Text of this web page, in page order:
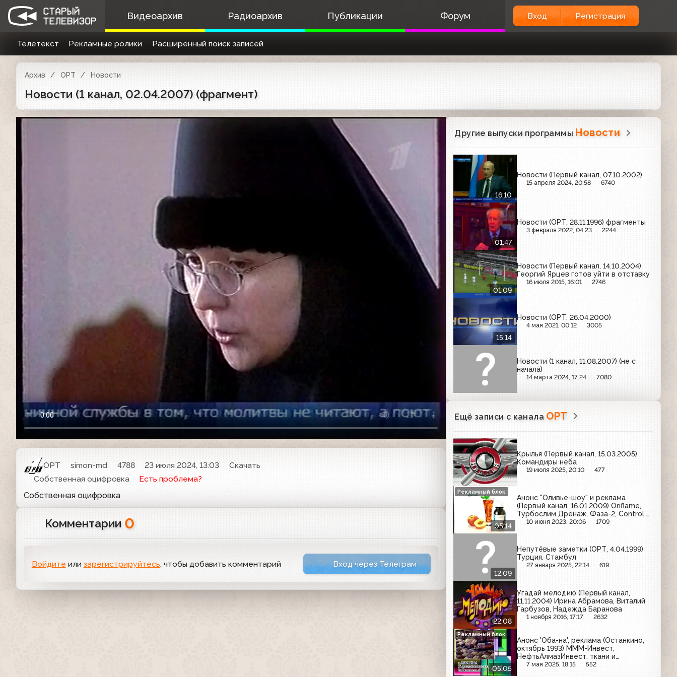
Видеоархив Радиоархив Публикации Форум Вход Регистрация
Телетекст Рекламные ролики Расширенный поиск записей
Архив ОРТ Новости
Новости (1 канал, 02.04.2007) (фрагмент)
ОРТ simon-md 4788 23 июля 2024, 13:03
Скачать
Собственная оцифровка
Есть проблема?
Собственная оцифровка
Комментарии 0
Войдите или зарегистрируйтесь, чтобы добавить комментарий Вход через Телеграм
Другие выпуски программы Новости
16:10
Новости (Первый канал, 07.10.2002)
15 апреля 2024, 20:58 6740
01:47
Новости (ОРТ, 28.11.1996) фрагменты
3 февраля 2022, 04:23 2244
01:09
Новости (Первый канал, 14.10.2004)
Георгий Ярцев готов уйти в отставку
16 июля 2015, 16:01 2746
15:14
Новости (ОРТ, 26.04.2000)
4 мая 2021, 00:12 3005
Новости (1 канал, 11.08.2007) (не с
начала)
14 марта 2024, 17:24 7080
Ещё записи с канала ОРТ
Крылья (Первый канал, 15.03.2005)
Командиры неба
19 июля 2025, 20:10 477
05:14
Анонс "Оливье-шоу" и реклама
(Первый канал, 16.01.2009) Oriflame,
Турбослим Дренаж, Фаза-2, Control,
ВТБ24, Охота, Vanish, Alka-Seltzer,
10 июня 2023, 20:06 1709
Рекламный блок
12:09
Непутёвые заметки (ОРТ, 4.04.1999)
Турция. Стамбул
27 января 2025, 22:14 619
22:08
Угадай мелодию (Первый канал,
11.11.2004) Ирина Абрамова, Виталий
Гарбузов, Надежда Баранова
1 ноября 2016, 17:17 2632
05:05
Анонс 'Оба-на', реклама (Останкино,
октябрь 1993) МММ-Инвест,
НефтьАлмазИнвест, ткани и
гобелены, Smirnoff, Вега-С, West,
7 мая 2025, 18:15 552
Рекламный блок